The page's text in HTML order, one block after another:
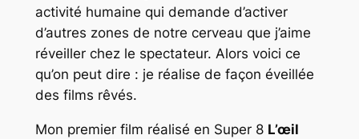
activité humaine qui demande d’activer
d’autres zones de notre cerveau que j’aime
réveiller chez le spectateur. Alors voici ce
qu’on peut dire : je réalise de façon éveillée
des films rêvés.
Mon premier film réalisé en Super 8 L’œil